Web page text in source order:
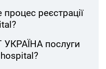
реєстрації
послуги